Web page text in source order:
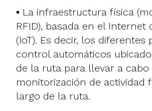
▪ La infraestructura física
RFID), basada en el Internet
(IoT). Es decir, los diferentes
control automáticos
de la ruta para llevar a cabo
monitorización de actividad
largo de la ruta.